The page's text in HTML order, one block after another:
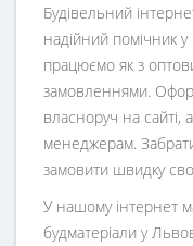
Будівельний
надійний помічник
працюємо як з
замовленнями.
власноруч на
менеджерам.
замовити швидку
У нашому інтернет
будматеріали у